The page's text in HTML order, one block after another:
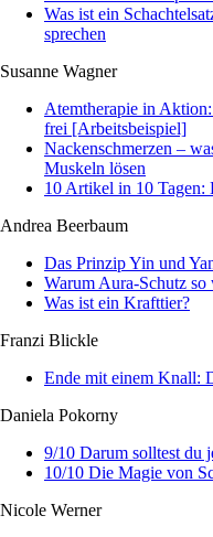
Was ist ein
sprechen
Susanne Wagner
Atemtherapie in
frei [Arbeitsbeispiel]
Nackenschmerzen –
Muskeln lösen
10 Artikel in 10 Tagen:
Andrea Beerbaum
Das Prinzip Yin und
Warum Aura-Schutz so
Was ist ein Krafttier?
Franzi Blickle
Ende mit einem Knall:
Daniela Pokorny
9/10 Darum solltest du
10/10 Die Magie von
Nicole Werner